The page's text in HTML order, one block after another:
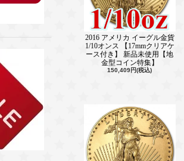
2016 アメリカ イーグル金貨
1/10オンス 【17mmクリアケ
ース付き】 新品未使用【地
金型コイン特集】
150,409円(税込)